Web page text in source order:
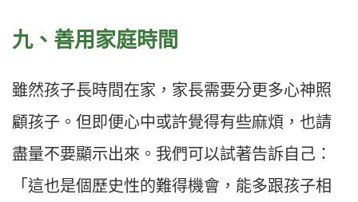
九、善用家庭時間​
雖然孩子長時間在家，家長需要分更多心神照
顧孩子。但即便心中或許覺得有些麻煩，也請
盡量不要顯示出來。我們可以試著告訴自己：
「這也是個歷史性的難得機會，能多跟孩子相